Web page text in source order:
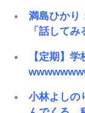
満島ひかり
「話して
【定期】
小林よしの